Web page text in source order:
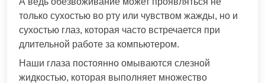
только сухостью во рту или чувством жажды, но и
сухостью глаз, которая часто встречается при
длительной работе за компьютером.
Наши глаза постоянно омываются слезной
жидкостью, которая выполняет множество